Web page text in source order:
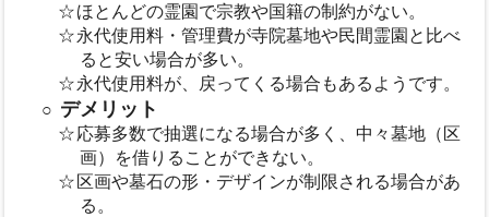
ほとんどの霊園で宗教や国籍の制約がない。
永代使用料・管理費が寺院墓地や民間霊園と比べ
ると安い場合が多い。
永代使用料が、戻ってくる場合もあるようです。
デメリット
応募多数で抽選になる場合が多く、中々墓地（区
画）を借りることができない。
区画や墓石の形・デザインが制限される場合があ
る。